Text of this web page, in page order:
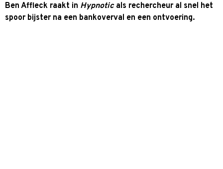
Ben Affleck raakt in Hypnoticals rechercheur al snel het
spoor bijster na een bankoverval en een ontvoering.